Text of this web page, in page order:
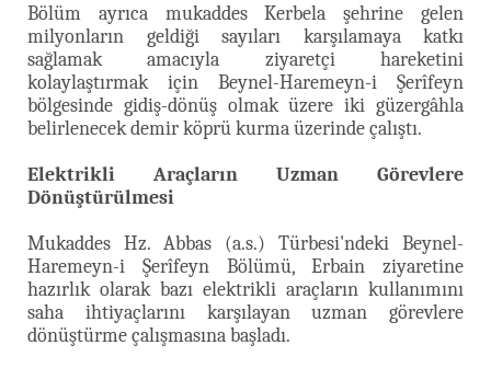
Bölüm ayrıca mukaddes Kerbela şehrine gelen
milyonların geldiği sayıları karşılamaya katkı
sağlamak amacıyla ziyaretçi hareketini
kolaylaştırmak için Beynel-Haremeyn-i Şerîfeyn
bölgesinde gidiş-dönüş olmak üzere iki güzergâhla
belirlenecek demir köprü kurma üzerinde çalıştı.
Elektrikli Araçların Uzman Görevlere
Dönüştürülmesi
Mukaddes Hz. Abbas (a.s.) Türbesi'ndeki Beynel-
Haremeyn-i Şerîfeyn Bölümü, Erbain ziyaretine
hazırlık olarak bazı elektrikli araçların kullanımını
saha ihtiyaçlarını karşılayan uzman görevlere
dönüştürme çalışmasına başladı.